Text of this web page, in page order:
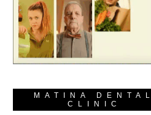
MATINA DENTAL
CLINIC